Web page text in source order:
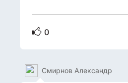
0
Смирнов Александр